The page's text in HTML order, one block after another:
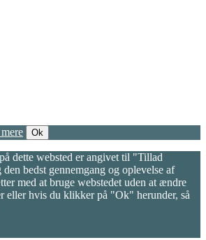
Ok
dette websted er angivet til "Tillad
bedst gennemgang og oplevelse af
med at bruge webstedet uden at ændre
eller hvis du klikker på "Ok" herunder, så